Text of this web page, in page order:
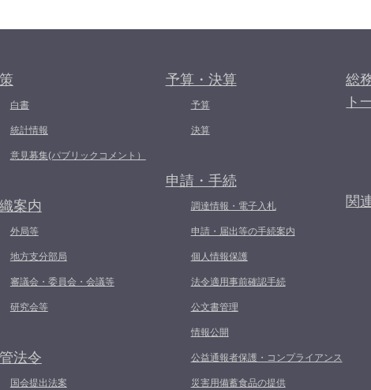
白書
統計情報
意見募集(パブリックコメント）
案内
外局等
地方支分部局
審議会・委員会・会議等
研究会等
法令
国会提出法案
予算・決算
予算
決算
申請・手続
調達情報・電子入札
申請・届出等の手続案内
個人情報保護
法令適用事前確認手続
公文書管理
情報公開
公益通報者保護・コンプライアンス
災害用備蓄食品の提供
総
ト
関